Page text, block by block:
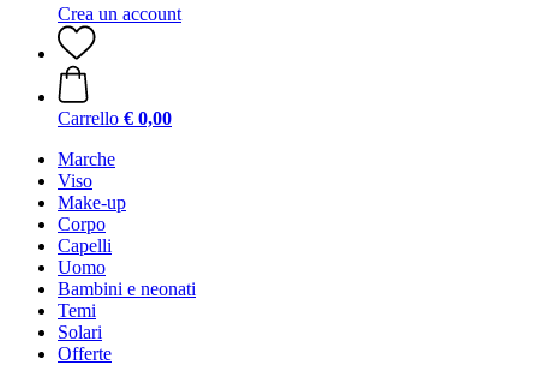
Crea un account
Carrello € 0,00
Marche
Viso
Make-up
Corpo
Capelli
Uomo
Bambini e neonati
Temi
Solari
Offerte